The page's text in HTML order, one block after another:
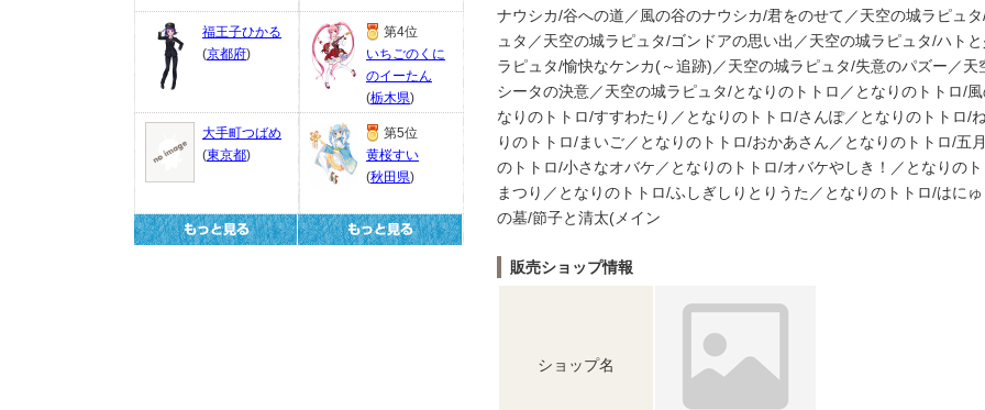
福王子ひかる
(京都府)
大手町つばめ
(東京都)
第4位
いちごのくに
のイーたん
(栃木県)
第5位
黄桜すい
(秋田県)
ナウシカ/谷への道／風の谷のナウシカ/君をのせて／天空の城ラピュ
ュタ／天空の城ラピュタ/ゴンドアの思い出／天空の城ラピュタ/ハト
ラピュタ/愉快なケンカ(～追跡)／天空の城ラピュタ/失意のパズー／天
シータの決意／天空の城ラピュタ/となりのトトロ／となりのトトロ/
なりのトトロ/すすわたり／となりのトトロ/さんぽ／となりのトトロ/
りのトトロ/まいご／となりのトトロ/おかあさん／となりのトトロ/五
のトトロ/小さなオバケ／となりのトトロ/オバケやしき！／となりの
まつり／となりのトトロ/ふしぎしりとりうた／となりのトトロ/はに
の墓/節子と清太(メイン
販売ショップ情報
ショップ名